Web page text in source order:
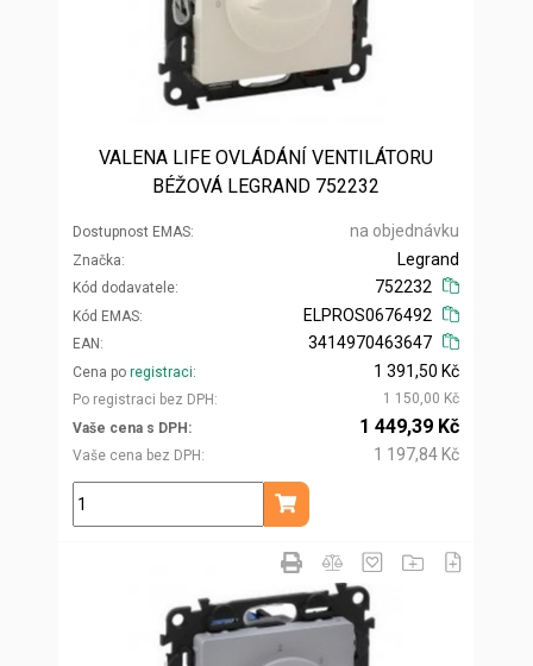
VALENA LIFE OVLÁDÁNÍ VENTILÁTORU
BÉŽOVÁ LEGRAND 752232
Dostupnost EMAS na objednávku
Značka
Kód dodavatele
Legrand
752232
Kód EMAS
EAN
ELPROS0676492
3414970463647
Cena po registraci
Po registraci bez DPH
1 391,50 Kč
1 150,00 Kč
Vaše cena s DPH
Vaše cena bez DPH
1 449,39 Kč
1 197,84 Kč
ks
Přidat do košíku